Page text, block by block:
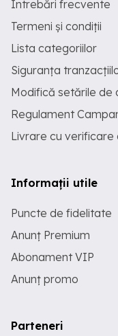
Întrebări frecvente
Termeni și condiții
Lista categoriilor
Siguranța
Modifică setările de
Regulament
Livrare cu verificare
Informații utile
Puncte de fidelitate
Anunț Premium
Abonament VIP
Anunț promo
Parteneri